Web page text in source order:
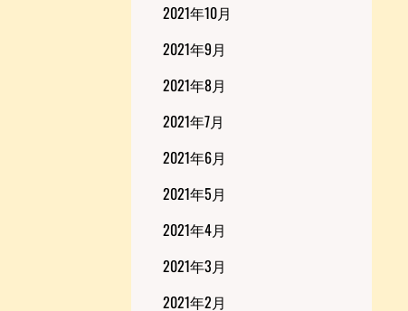
2021年10月
2021年9月
2021年8月
2021年7月
2021年6月
2021年5月
2021年4月
2021年3月
2021年2月